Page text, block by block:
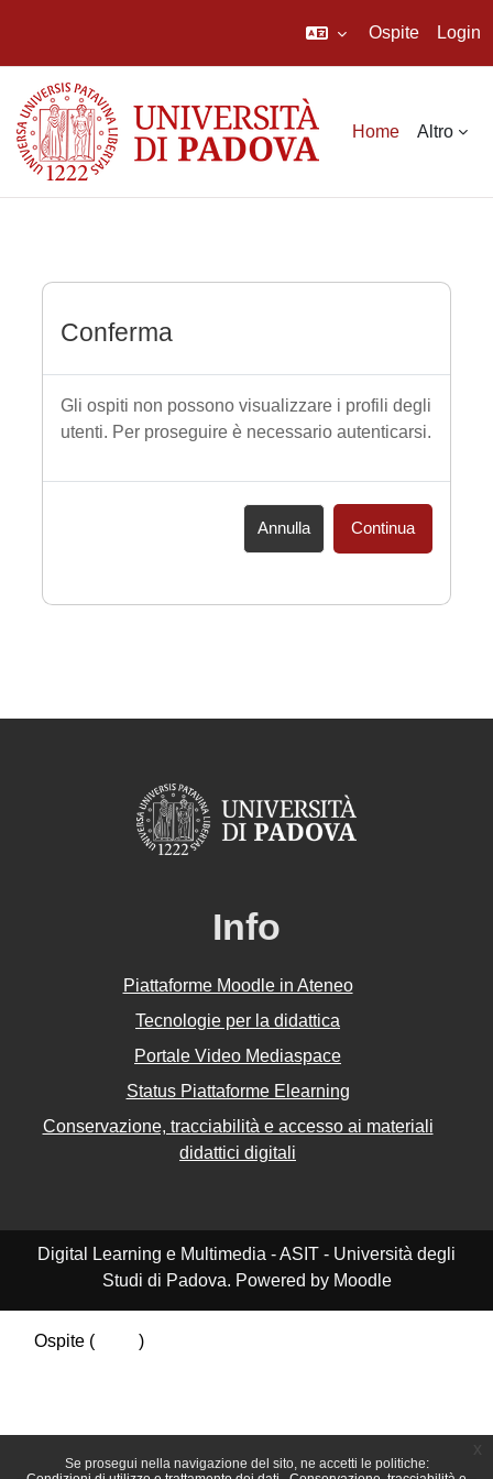
Se prosegui nella navigazione del sito, ne accetti le politiche:
Ospite Login
Home Altro
Conferma
Gli ospiti non possono visualizzare i profili degli
utenti. Per proseguire è necessario autenticarsi.
Annulla Continua
Info
Piattaforme Moodle in Ateneo
Tecnologie per la didattica
Portale Video Mediaspace
Status Piattaforme Elearning
Conservazione, tracciabilità e accesso ai materiali
didattici digitali
Digital Learning e Multimedia - ASIT - Università degli
Studi di Padova. Powered by Moodle
Ospite (
)